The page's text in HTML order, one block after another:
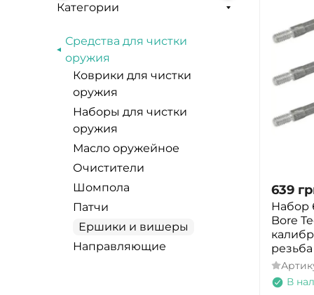
Категории
Средства для чистки
оружия
Коврики для чистки
оружия
Наборы для чистки
оружия
Масло оружейное
Очистители
Шомпола
Патчи
Ершики и вишеры
Направляющие
639
Набор
Bore
В